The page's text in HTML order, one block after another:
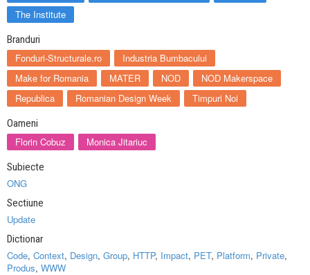
The Institute
Branduri
Fonduri-Structurale.ro
Industria Bumbacului
Make for Romania
MATER NOD
NOD Makerspace
Republica
Romanian Design Week Timpuri Noi
Oameni
Florin Cobuz Monica Jitariuc
Subiecte
ONG
Sectiune
Update
Dictionar
Code, Context, Design, Group, HTTP, Impact, PET, Platform, Private,
Produs, WWW